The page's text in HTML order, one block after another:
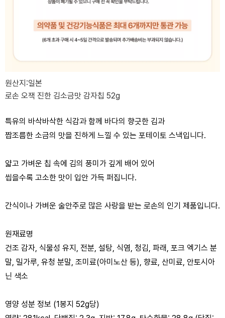
원산지:일본
로손 오잭 진한 김소금맛 감자칩 52g
특유의 바삭바삭한 식감과 함께 바다의 향긋한 김과
짭조름한 소금의 맛을 진하게 느낄 수 있는 포테이토 스낵입니다.
얇고 가벼운 칩 속에 김의 풍미가 깊게 배어 있어
씹을수록 고소한 맛이 입안 가득 퍼집니다.
간식이나 가벼운 술안주로 많은 사랑을 받는 로손의 인기 제품입니다.
원재료명
건조 감자, 식물성 유지, 전분, 설탕, 식염, 청김, 파래, 포크 엑기스 분
말, 밀가루, 유청 분말, 조미료(아미노산 등), 향료, 산미료, 안토시아
닌 색소
영양 성분 정보 (1봉지 52g당)